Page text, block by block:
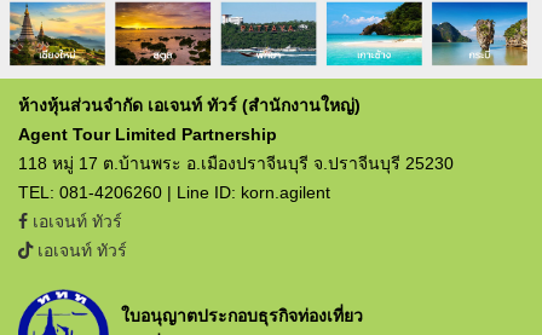
ห้างหุ้นส่วนจำกัด เอเจนท์ ทัวร์ (สำนักงานใหญ่)
Agent Tour Limited Partnership
118 หมู่ 17 ต.บ้านพระ อ.เมืองปราจีนบุรี จ.ปราจีนบุรี 25230
TEL: 081-4206260 | Line ID: korn.agilent
เอเจนท์ ทัวร์
เอเจนท์ ทัวร์
ใบอนุญาตประกอบธุรกิจท่องเที่ยว